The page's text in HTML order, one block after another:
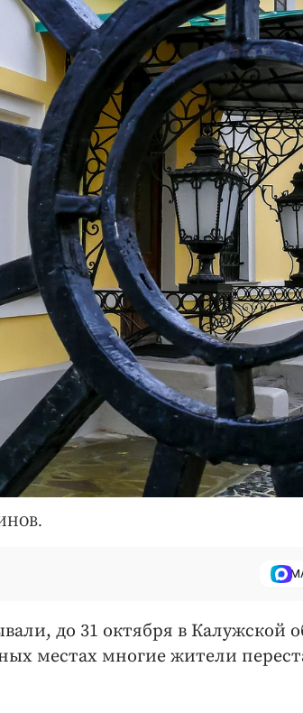
до 31 октября в Калужской
местах многие жители